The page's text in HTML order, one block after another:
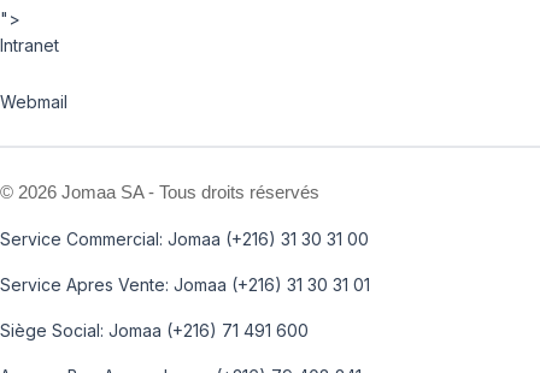
">
Intranet
Webmail
© 2026 Jomaa SA - Tous droits réservés
Service Commercial: Jomaa (+216) 31 30 31 00
Service Apres Vente: Jomaa (+216) 31 30 31 01
Siège Social: Jomaa (+216) 71 491 600